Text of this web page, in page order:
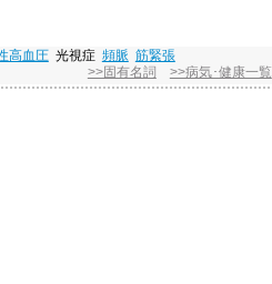
高血圧光視症 頻脈 筋緊張
>>固有名詞
>>病気･健康一覧